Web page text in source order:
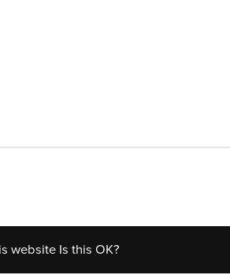
website Is this OK?